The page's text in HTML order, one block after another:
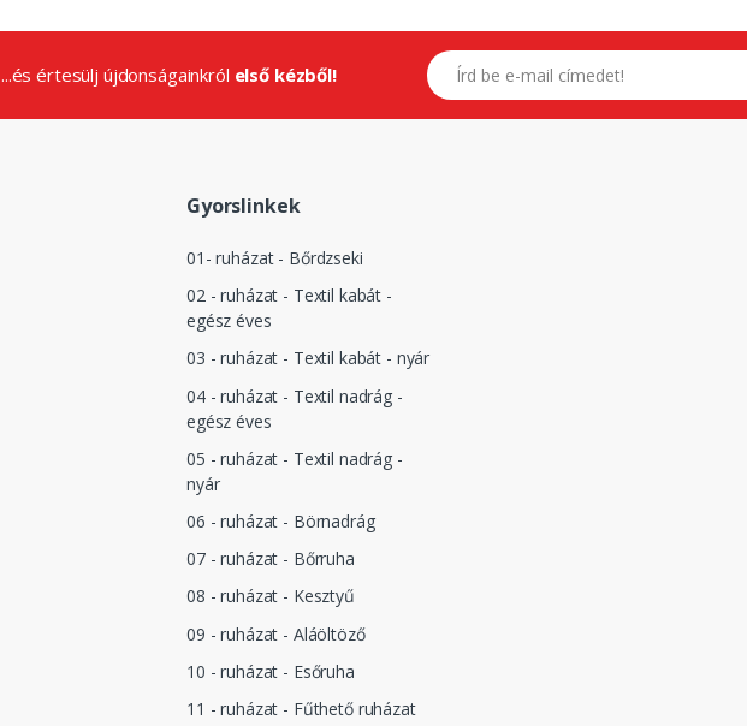
...és értesülj újdonságainkról első kézből!
E-mail címed
Gyorslinkek
01- ruházat - Bőrdzseki
02 - ruházat - Textil kabát -
egész éves
03 - ruházat - Textil kabát - nyár
04 - ruházat - Textil nadrág -
egész éves
05 - ruházat - Textil nadrág -
nyár
06 - ruházat - Börnadrág
07 - ruházat - Bőrruha
08 - ruházat - Kesztyű
09 - ruházat - Aláöltöző
10 - ruházat - Esőruha
11 - ruházat - Fűthető ruházat